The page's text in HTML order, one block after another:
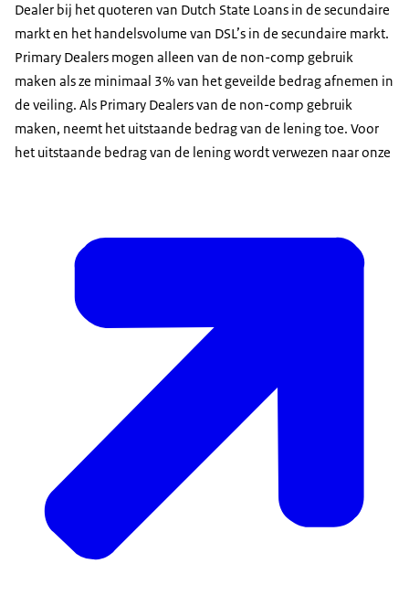
Dealer bij het quoteren van Dutch State Loans in de secundaire
markt en het handelsvolume van DSL’s in de secundaire markt.
Primary Dealers mogen alleen van de non-comp gebruik
maken als ze minimaal 3% van het geveilde bedrag afnemen in
de veiling. Als Primary Dealers van de non-comp gebruik
maken, neemt het uitstaande bedrag van de lening toe. Voor
het uitstaande bedrag van de lening wordt verwezen naar onze